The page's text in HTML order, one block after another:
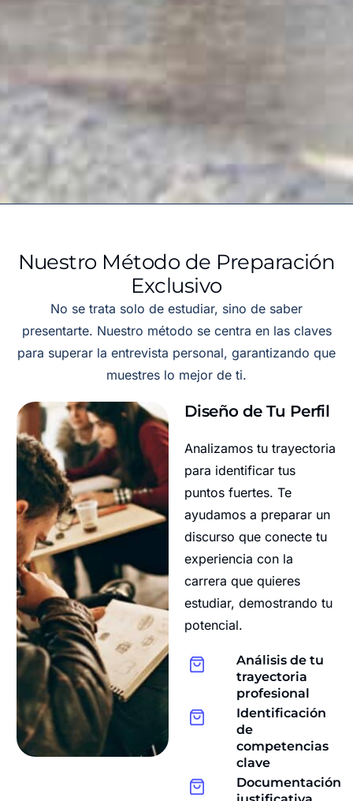
Nuestro Método de Preparación
Exclusivo
No se trata solo de estudiar, sino de saber
presentarte. Nuestro método se centra en las claves
para superar la entrevista personal, garantizando que
muestres lo mejor de ti.
Diseño de Tu Perfil
Analizamos tu trayectoria
para identificar tus
puntos fuertes. Te
ayudamos a preparar un
discurso que conecte tu
experiencia con la
carrera que quieres
estudiar, demostrando tu
potencial.
Análisis de tu
trayectoria
profesional
Identificación
de
competencias
clave
Documentación